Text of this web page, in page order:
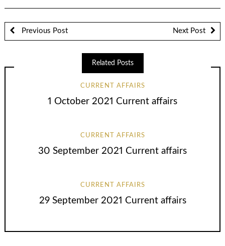
Previous Post Next Post
Related Posts
CURRENT AFFAIRS
1 October 2021 Current affairs
CURRENT AFFAIRS
30 September 2021 Current affairs
CURRENT AFFAIRS
29 September 2021 Current affairs